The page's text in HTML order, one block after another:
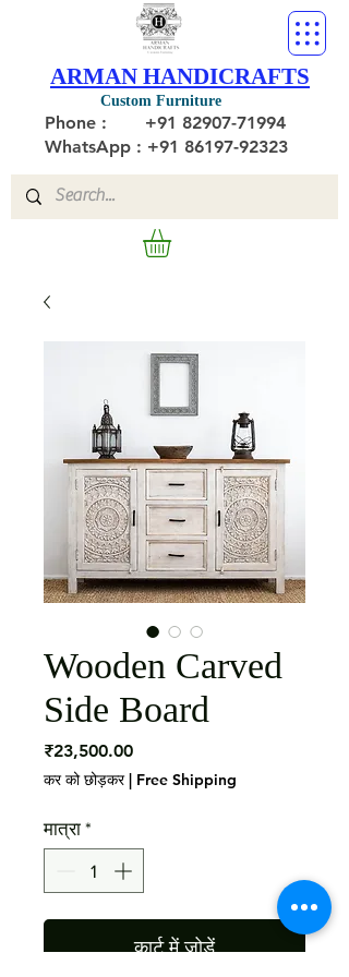
Custom Furniture
ARMAN HANDICRAFTS
Phone : +91 82907-71994
WhatsApp : +91 86197-92323
Wooden Carved
Side Board
₹23,500.00मूल्य
कर को छोड़कर| Free Shipping
मात्रा *
कार्ट में जोड़ें